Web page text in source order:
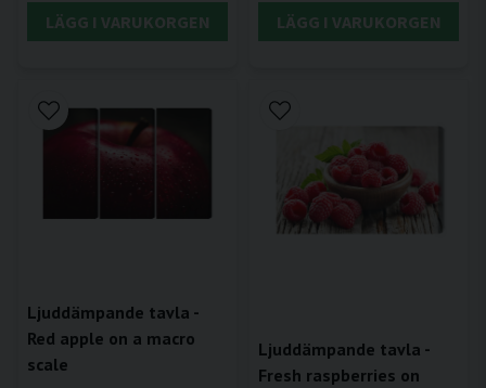
LÄGG I VARUKORGEN LÄGG I VARUKORGEN
Ljuddämpande tavla -
Red apple on a macro
scale
Ljuddämpande tavla -
Fresh raspberries on